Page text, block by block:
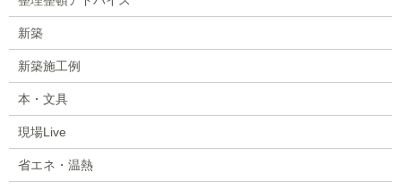
新築
新築施工例
本・文具
現場Live
省エネ・温熱